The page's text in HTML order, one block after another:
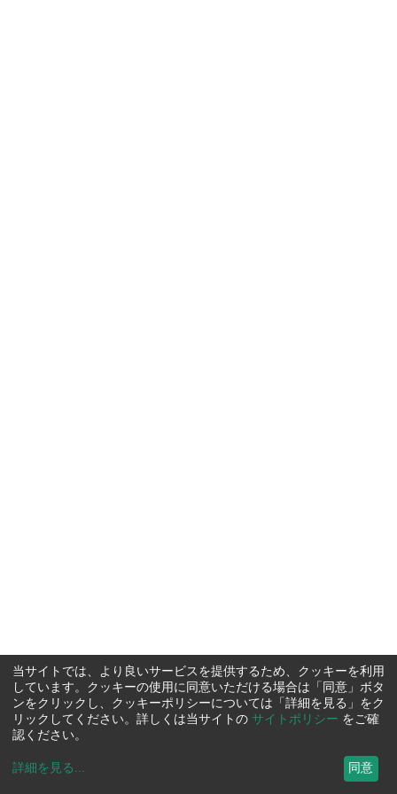
当サイトでは、より良いサービスを提供するため、クッキーを利用
しています。クッキーの使用に同意いただける場合は「同意」ボタ
ンをクリックし、クッキーポリシーについては「詳細を見る」をク
リックしてください。詳しくは当サイトの サイトポリシー をご確
認ください。
詳細を見る ... 同意